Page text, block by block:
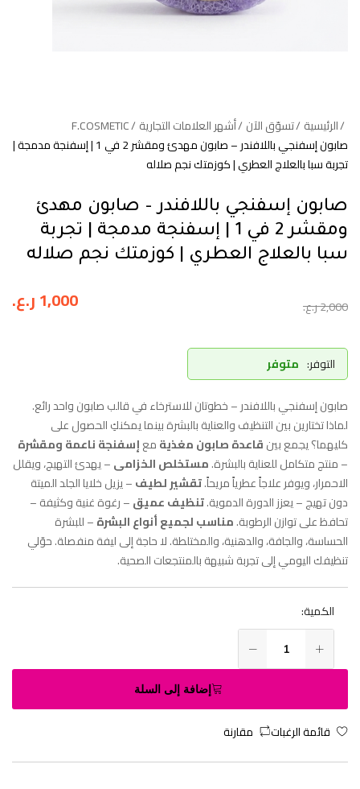
الرئيسية تسوّق الآن أشهر العلامات التجارية F.COSMETIC
صابون إسفنجي باللافندر – صابون مهدئ ومقشر 2 في 1 | إسفنجة مدمجة |
تجربة سبا بالعلاج العطري | كوزمتك نجم صلاله
صابون إسفنجي باللافندر – صابون مهدئ
ومقشر 2 في 1 | إسفنجة مدمجة | تجربة
سبا بالعلاج العطري | كوزمتك نجم صلاله
2,000ر.ع. 1,000ر.ع.
التوفر: متوفر
صابون إسفنجي باللافندر – خطوتان للاسترخاء في قالب صابون واحد رائع.
لماذا تختارين بين التنظيف والعناية بالبشرة بينما يمكنكِ الحصول على
كليهما؟ يجمع بينقاعدة صابون مغذيةمعإسفنجة ناعمة ومقشرة
– منتج متكامل للعناية بالبشرة.مستخلص الخزامى– يهدئ التهيج، ويقلل
الاحمرار، ويوفر علاجاً عطرياً مريحاً.تقشير لطيف– يزيل خلايا الجلد الميتة
دون تهيج – يعزز الدورة الدموية.تنظيف عميق– رغوة غنية وكثيفة –
تحافظ على توازن الرطوبة.مناسب لجميع أنواع البشرة– للبشرة
الحساسة، والجافة، والدهنية، والمختلطة. لا حاجة إلى ليفة منفصلة. حوّلي
تنظيفك اليومي إلى تجربة شبيهة بالمنتجعات الصحية.
الكمية:
إضافة إلى السلة
قائمة الرغبات مقارنة